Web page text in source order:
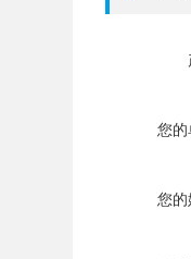
您的
您的